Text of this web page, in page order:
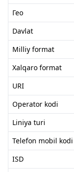
Гео
Davlat
Milliy format
Xalqaro format
URI
Operator kodi
Liniya turi
Telefon mobil kodi
ISD